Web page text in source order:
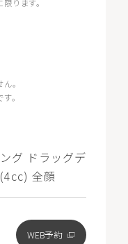
ります。
。
。
グ ドラッグデ
全顔
WEB予約